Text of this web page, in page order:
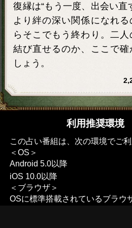
復縁は“もう一度、出会い直
より絆の深い関係になれる
らそこでもう終わり。二人
結び直せるのか、ここで確
しょう。
利用推奨環境
この占い番組は、次の環境でご利
＜OS＞
Android 5.0以降
iOS 10.0以降
＜ブラウザ＞
OSに標準搭載されているブラウ